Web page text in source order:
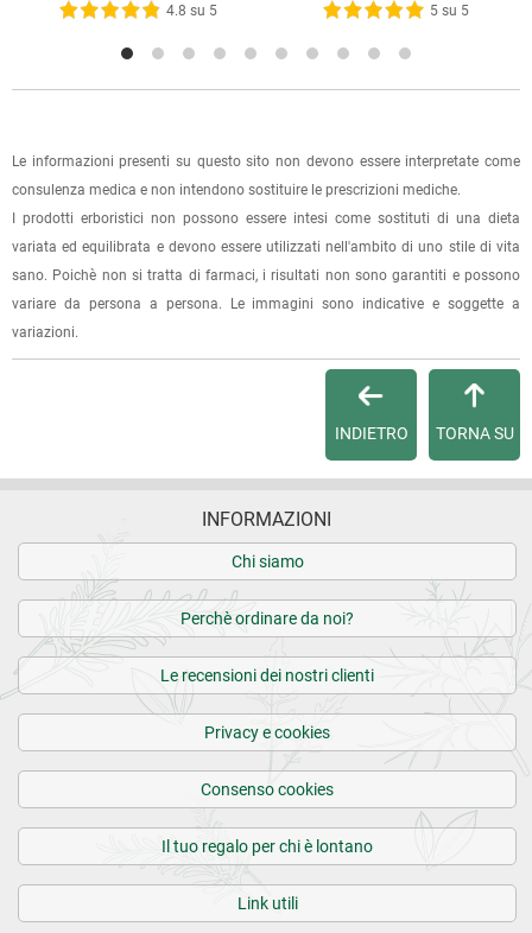
oppure dalla fattura se richiesta al momento dell'ordine
dell'ordine e lo stato della spedizione.
Per qualsiasi informazione, contattaci viae-mail.
Per maggiori dettagli, vedi le Condizioni di vendita.
4.8 su 5 5 su 5
Le informazioni presenti su questo sito non devono essere interpretate come
consulenza medica e non intendono sostituire le prescrizioni mediche.
I prodotti erboristici non possono essere intesi come sostituti di una dieta
variata ed equilibrata e devono essere utilizzati nell'ambito di uno stile di vita
sano. Poichè non si tratta di farmaci, i risultati non sono garantiti e possono
variare da persona a persona. Le immagini sono indicative e soggette a
variazioni.
TORNA SU
INDIETRO
INFORMAZIONI
Chi siamo
Perchè ordinare da noi?
Le recensioni dei nostri clienti
Privacy e cookies
Consenso cookies
Il tuo regalo per chi è lontano
Link utili